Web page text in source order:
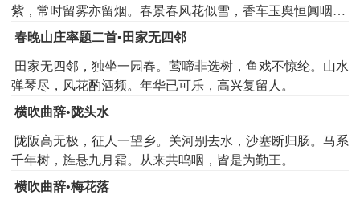
紫，常时留雾亦留烟。春景春风花似雪，香车玉舆恒阗咽。
若个游人不竞攀，若个娼家不来折。娼家宝袜蛟龙帔，公子
百尺枝，月桂星榆相蔽亏。珊瑚叶上鸳鸯鸟，凤皇巢里雏鹓
儿。巢倾枝折凤归去，条枯叶落任风吹。一朝零落无人问，
万古摧残君讵知。人生贵贱无终始，倏忽须臾难久恃。谁家
尽哀怜。自昔公卿二千石，咸拟荣华一万年。不见朱唇将白
貌，唯闻素棘与黄泉。金貂有时换美酒，玉麈但摇莫计钱。
寄言坐客神仙署，一生一死交情处。苍龙阙下君不来，白鹤
春晚山庄率题二首▪田家无四邻
田家无四邻，独坐一园春。莺啼非选树，鱼戏不惊纶。山水
弹琴尽，风花酌酒频。年华已可乐，高兴复留人。
横吹曲辞•陇头水
陇阪高无极，征人一望乡。关河别去水，沙塞断归肠。马系
千年树，旌悬九月霜。从来共呜咽，皆是为勤王。
横吹曲辞•梅花落